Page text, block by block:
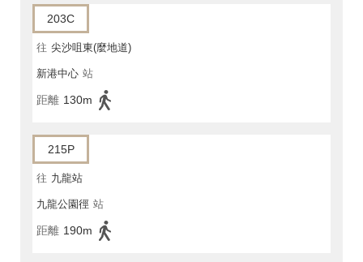
203C
往 尖沙咀東(麼地道)
新港中心 站
距離 130m
215P
往 九龍站
九龍公園徑 站
距離 190m